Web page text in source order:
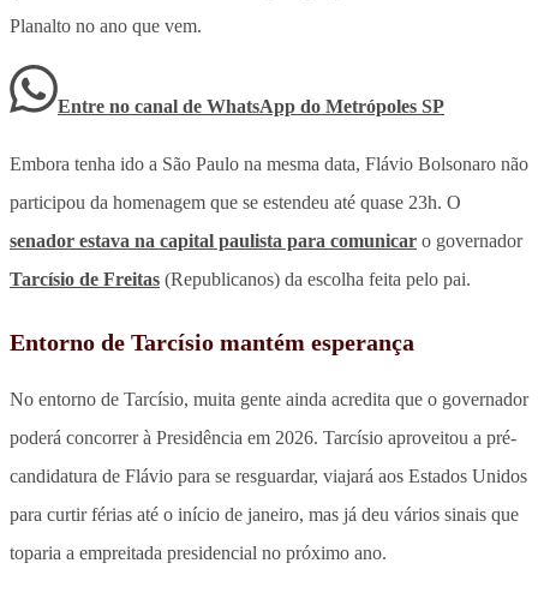
Planalto no ano que vem.
Entre no canal de WhatsApp do Metrópoles SP
Embora tenha ido a São Paulo na mesma data, Flávio Bolsonaro não
participou da homenagem que se estendeu até quase 23h. O
senador estava na capital paulista para comunicar o governador
Tarcísio de Freitas (Republicanos) da escolha feita pelo pai.
Entorno de Tarcísio mantém esperança
No entorno de Tarcísio, muita gente ainda acredita que o governador
poderá concorrer à Presidência em 2026. Tarcísio aproveitou a pré-
candidatura de Flávio para se resguardar, viajará aos Estados Unidos
para curtir férias até o início de janeiro, mas já deu vários sinais que
toparia a empreitada presidencial no próximo ano.